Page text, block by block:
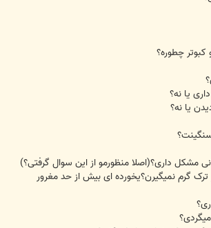
ترک گرم نمیگیرن؟یخورده ای بیش از حد مغرور